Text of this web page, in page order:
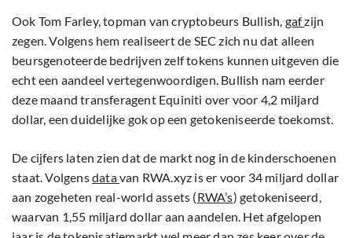
Ook Tom Farley, topman van cryptobeurs Bullish, gafzijn
zegen. Volgens hem realiseert de SEC zich nu dat alleen
beursgenoteerde bedrijven zelf tokens kunnen uitgeven die
echt een aandeel vertegenwoordigen. Bullish nam eerder
deze maand transferagent Equiniti over voor 4,2 miljard
dollar, een duidelijke gok op een getokeniseerde toekomst.
De cijfers laten zien dat de markt nog in de kinderschoenen
staat. Volgensdatavan RWA.xyz is er voor 34 miljard dollar
aan zogeheten real-world assets (RWA’s) getokeniseerd,
waarvan 1,55 miljard dollar aan aandelen. Het afgelopen